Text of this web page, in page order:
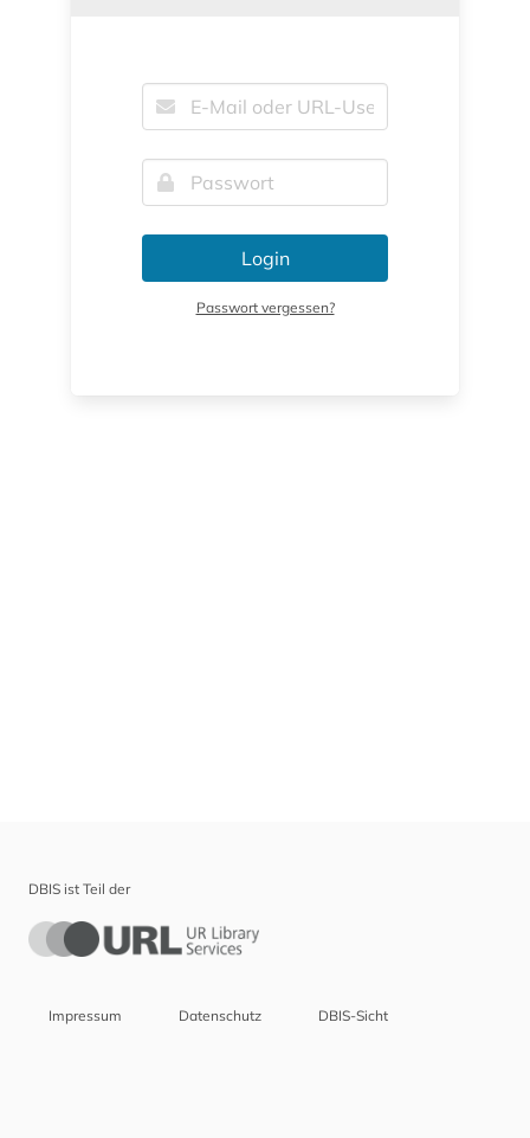
Login
Passwort vergessen?
DBIS ist Teil der
Impressum Datenschutz DBIS-Sicht